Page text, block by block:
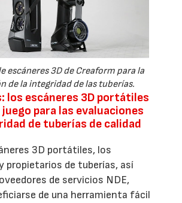
escáneres 3D de Creaform para la
de la integridad de las tuberías.
los escáneres 3D portátiles
para las evaluaciones
de tuberías de calidad
3D portátiles, los
propietarios de tuberías, así
de servicios NDE,
de una herramienta fácil